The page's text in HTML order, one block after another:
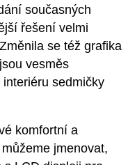
současných
řešení velmi
se též grafika
vesměs
sedmičky
komfortní a
jmenovat,